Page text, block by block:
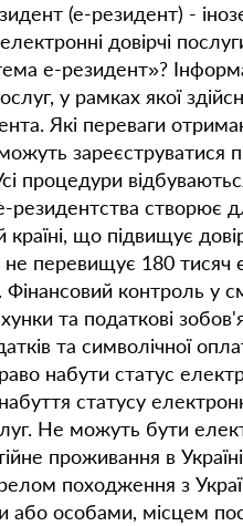
(е-резидент) -
довірчі
е-резидент»?
у рамках якої
Які переваги
зареєструватися
процедури
резидентства створює
що підвищує
перевищує 180 тисяч
контроль у
та податкові
та символічної
набути статус
статусу
Не можуть бути
проживання в
походження з
або особами, місцем